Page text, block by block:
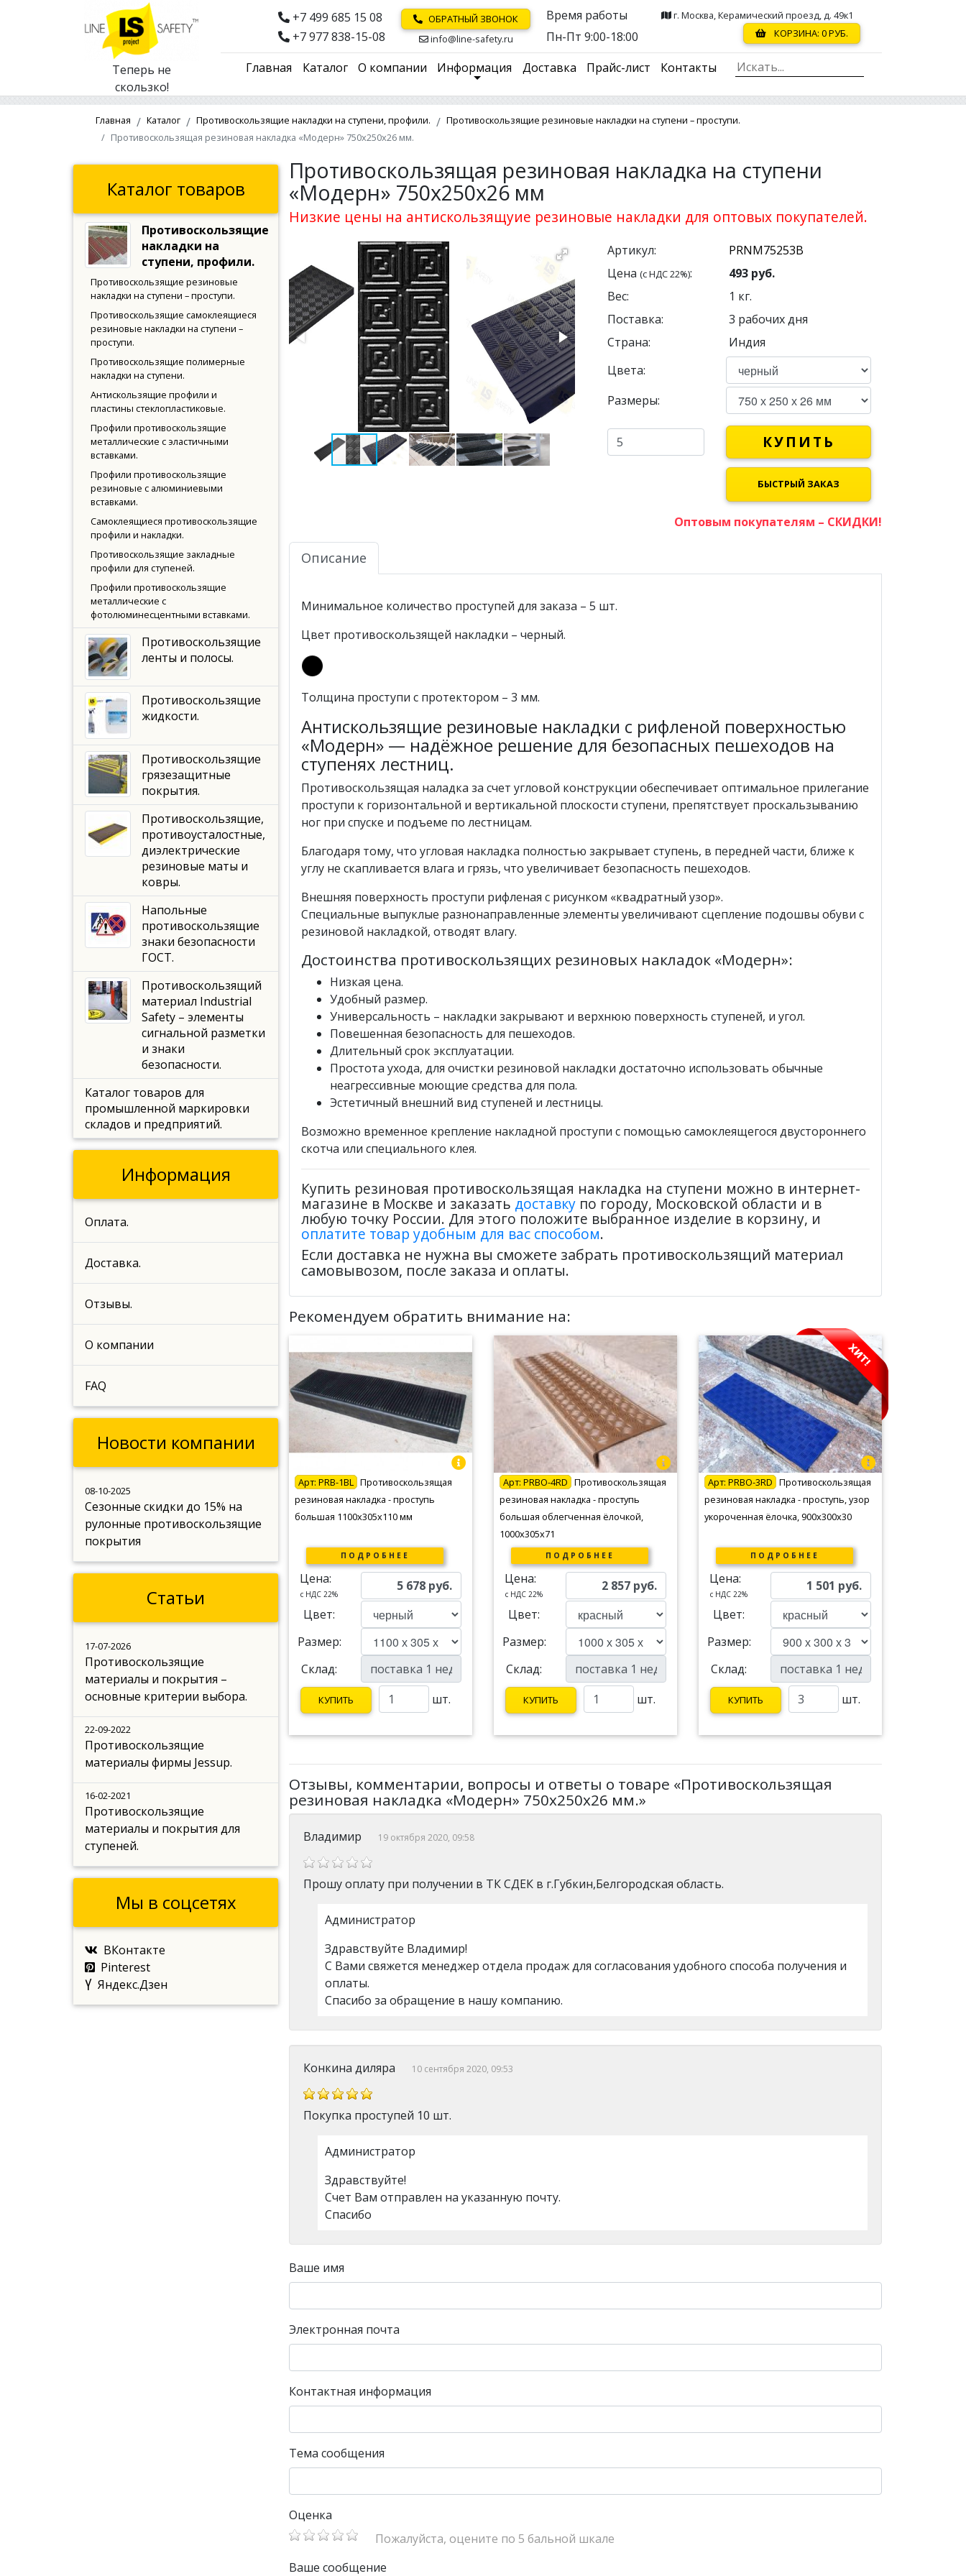
Теперь не
скользко!
+7 499 685 15 08
+7 977 838-15-08
ОБРАТНЫЙ ЗВОНОК
info@line-safety.ru
Время работы
Пн-Пт 9:00-18:00
г. Москва, Керамический проезд, д. 49к1
КОРЗИНА: 0РУБ.
Главная Каталог О компании Информация Доставка Прайс-лист Контакты
Главная Каталог Противоскользящие накладки на ступени, профили.
Противоскользящие резиновые накладки на ступени – проступи.
Противоскользящая резиновая накладка «Модерн» 750х250х26 мм.
Противоскользящая резиновая накладка на ступени
«Модерн» 750х250х26 мм
Низкие цены на антискользящуие резиновые накладки для оптовых покупателей.
Артикул:
Цена (с НДС 22%): 493 руб.
Вес:
1 кг.
Поставка:
3 рабочих дня
Страна:
Индия
Цвета:
Размеры:
КУПИТЬ
БЫСТРЫЙ ЗАКАЗ
Оптовым покупателям – СКИДКИ!
Описание
Минимальное количество проступей для заказа – 5 шт.
Цвет противоскользящей накладки – черный.
Толщина проступи с протектором – 3 мм.
Антискользящие резиновые накладки с рифленой поверхностью
«Модерн» — надёжное решение для безопасных пешеходов на
ступенях лестниц.
Противоскользящая наладка за счет угловой конструкции обеспечивает оптимальное прилегание
проступи к горизонтальной и вертикальной плоскости ступени, препятствует проскальзыванию
ног при спуске и подъеме по лестницам.
Благодаря тому, что угловая накладка полностью закрывает ступень, в передней части, ближе к
углу не скапливается влага и грязь, что увеличивает безопасность пешеходов.
Внешняя поверхность проступи рифленая с рисунком «квадратный узор».
Специальные выпуклые разнонаправленные элементы увеличивают сцепление подошвы обуви с
резиновой накладкой, отводят влагу.
Достоинства противоскользящих резиновых накладок «Модерн»:
Низкая цена.
Удобный размер.
Универсальность – накладки закрывают и верхнюю поверхность ступеней, и угол.
Повешенная безопасность для пешеходов.
Длительный срок эксплуатации.
Простота ухода, для очистки резиновой накладки достаточно использовать обычные
неагрессивные моющие средства для пола.
Эстетичный внешний вид ступеней и лестницы.
Возможно временное крепление накладной проступи с помощью самоклеящегося двустороннего
скотча или специального клея.
Купить резиновая противоскользящая накладка на ступени можно в интернет-
магазине в Москве и заказать доставку по городу, Московской области и в
любую точку России. Для этого положите выбранное изделие в корзину, и
оплатите товар удобным для вас способом.
Если доставка не нужна вы сможете забрать противоскользящий материал
самовывозом, после заказа и оплаты.
Рекомендуем обратить внимание на:
Арт: PRB-1BL Противоскользящая
резиновая накладка - проступь
большая 1100х305х110 мм
ПОДРОБНЕЕ
Цена:
c НДС 22%
5 678 руб.
Цвет:
Размер:
Склад:
КУПИТЬ шт.
Арт: PRBO-4RD Противоскользящая
резиновая накладка - проступь
большая облегченная ёлочкой,
1000х305х71
ПОДРОБНЕЕ
Цена:
c НДС 22%
2 857 руб.
Цвет:
Размер:
Склад:
КУПИТЬ шт.
Арт: PRBO-3RD Противоскользящая
резиновая накладка - проступь, узор
укороченная ёлочка, 900х300х30
ПОДРОБНЕЕ
Цена:
c НДС 22%
1 501 руб.
Цвет:
Размер:
Склад:
КУПИТЬ шт.
Отзывы, комментарии, вопросы и ответы о товаре «Противоскользящая
резиновая накладка «Модерн» 750х250х26 мм.»
Владимир 19 октября 2020, 09:58
Прошу оплату при получении в ТК СДЕК в г.Губкин,Белгородская область.
Администратор
Здравствуйте Владимир!
С Вами свяжется менеджер отдела продаж для согласования удобного способа получения и
оплаты.
Спасибо за обращение в нашу компанию.
Конкина диляра 10 сентября 2020, 09:53
Покупка проступей 10 шт.
Администратор
Здравствуйте!
Счет Вам отправлен на указанную почту.
Спасибо
Ваше имя
Электронная почта
Контактная информация
Тема сообщения
Оценка
Пожалуйста, оцените по 5 бальной шкале
Ваше сообщение
Каталог товаров
Противоскользящие
накладки на
ступени, профили.
Противоскользящие резиновые
накладки на ступени – проступи.
Противоскользящие самоклеящиеся
резиновые накладки на ступени –
проступи.
Противоскользящие полимерные
накладки на ступени.
Антискользящие профили и
пластины стеклопластиковые.
Профили противоскользящие
металлические с эластичными
вставками.
Профили противоскользящие
резиновые с алюминиевыми
вставками.
Самоклеящиеся противоскользящие
профили и накладки.
Противоскользящие закладные
профили для ступеней.
Профили противоскользящие
металлические с
фотолюминесцентными вставками.
Противоскользящие
ленты и полосы.
Противоскользящие
жидкости.
Противоскользящие
грязезащитные
покрытия.
Противоскользящие,
противоусталостные,
диэлектрические
резиновые маты и
ковры.
Напольные
противоскользящие
знаки безопасности
ГОСТ.
Противоскользящий
материал Industrial
Safety – элементы
сигнальной разметки
и знаки
безопасности.
Каталог товаров для
промышленной маркировки
складов и предприятий.
Информация
Оплата.
Доставка.
Отзывы.
О компании
FAQ
Новости компании
08-10-2025
Сезонные скидки до 15% на
рулонные противоскользящие
покрытия
Статьи
17-07-2026
Противоскользящие
материалы и покрытия –
основные критерии выбора.
22-09-2022
Противоскользящие
материалы фирмы Jessup.
16-02-2021
Противоскользящие
материалы и покрытия для
ступеней.
Мы в соцсетях
ВКонтакте
Pinterest
Яндекс.Дзен